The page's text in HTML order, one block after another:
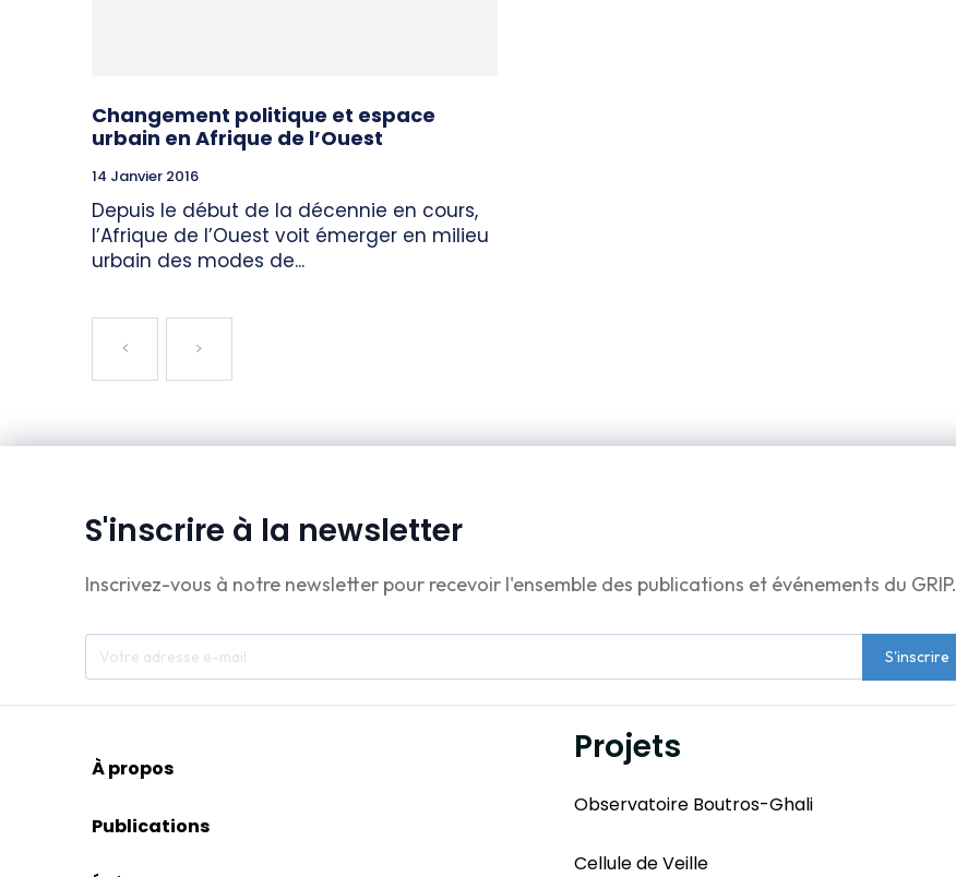
Changement politique et espace
urbain en Afrique de l’Ouest
14 Janvier 2016
Depuis le début de la décennie en cours,
l’Afrique de l’Ouest voit émerger en milieu
urbain des modes de...
S'inscrire à la newsletter
Inscrivez-vous à notre newsletter pour recevoir l'ensemble des publications et événements du GRIP.
S'inscrire
À propos
Publications
Projets
Observatoire Boutros-Ghali
Cellule de Veille